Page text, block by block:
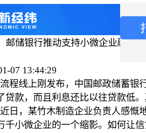
邮储银行推动支持小微企业融资
07 13:44:29
线上刚发布，中国邮政储蓄银
贷款，而且利息还比以往贷款低
日，某竹木制造企业负责人感慨
小微企业的一个缩影。如何让信